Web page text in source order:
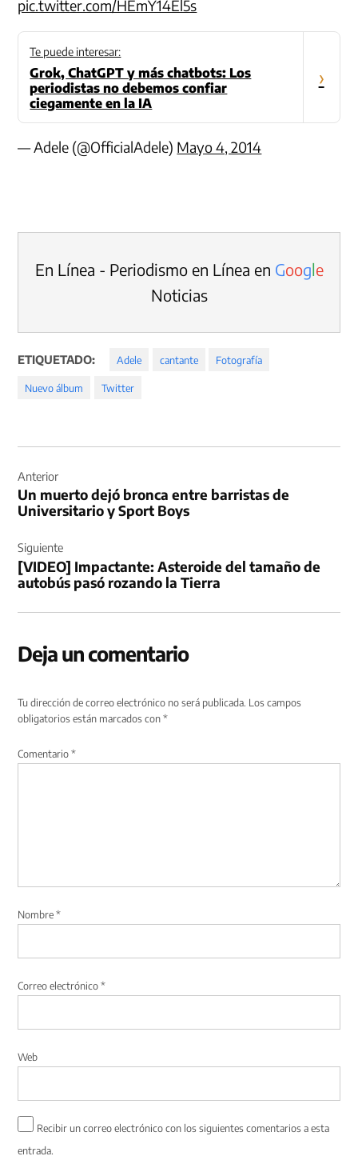
pic.twitter.com/HEmY14El5s
Te puede interesar:
Grok, ChatGPT y más chatbots: Los
periodistas no debemos confiar
ciegamente en la IA
›
— Adele (@OfficialAdele) Mayo 4, 2014
En Línea - Periodismo en Línea en Google
Noticias
ETIQUETADO: Adele cantante Fotografía
Nuevo álbum Twitter
de
entradas
Anterior
Un muerto dejó bronca entre barristas de
Universitario y Sport Boys
Siguiente
[VIDEO] Impactante: Asteroide del tamaño de
autobús pasó rozando la Tierra
Deja un comentario
Tu dirección de correo electrónico no será publicada. Los campos
obligatorios están marcados con*
Comentario*
Nombre*
Correo electrónico*
Web
Recibir un correo electrónico con los siguientes comentarios a esta
entrada.